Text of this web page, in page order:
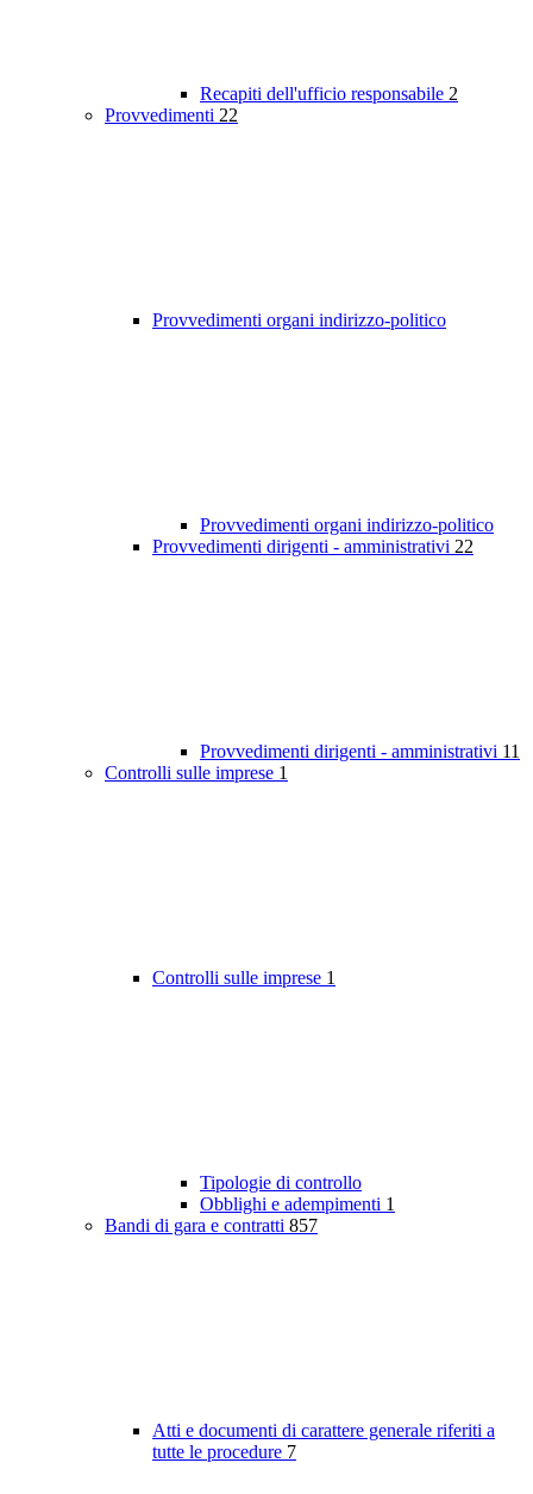
Recapiti dell'ufficio responsabile 2
Provvedimenti 22
Provvedimenti organi indirizzo-politico
Provvedimenti organi indirizzo-politico
Provvedimenti dirigenti - amministrativi 22
Provvedimenti dirigenti - amministrativi 11
Controlli sulle imprese 1
Controlli sulle imprese 1
Tipologie di controllo
Obblighi e adempimenti 1
Bandi di gara e contratti 857
Atti e documenti di carattere generale riferiti a
tutte le procedure 7